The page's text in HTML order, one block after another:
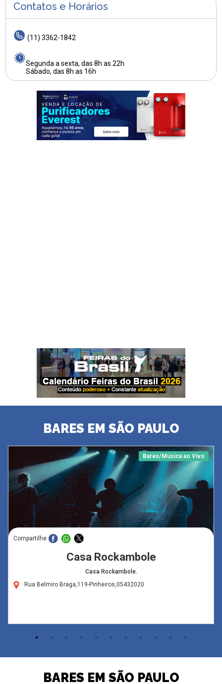
Contatos e Horários
(11) 3362-1842
Segunda a sexta, das 8h as 22h
Sábado, das 8h as 16h
BARES EM SÃO PAULO
Bares/Música ao Vivo
Compartilhe
Casa Rockambole
Casa Rockambole.
Rua Belmiro Braga,119-Pinheiros,05432020
BARES EM SÃO PAULO